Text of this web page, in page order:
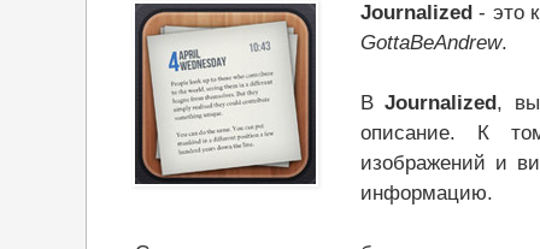
Journalized - это
GottaBeAndrew.
ВJournalized, вы
описание. К
изображений и
информацию.